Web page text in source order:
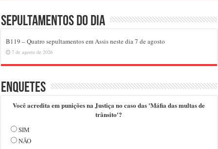
Sepultamentos do dia
B119 – Quatro sepultamentos em Assis neste dia 7 de agosto
7 de agosto de 2026
Enquetes
Você acredita em punições na Justiça no caso das 'Máfia das multas de
trânsito'?
SIM
NÃO